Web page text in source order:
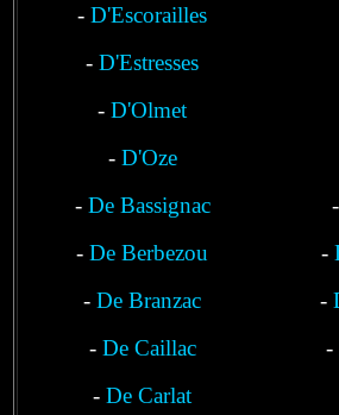
-D'Escorailles
-D'Estresses
-D'Olmet
- D'Oze
- De Bassignac
-De Berbezou -
-De Branzac -
- De Caillac -
-De Carlat